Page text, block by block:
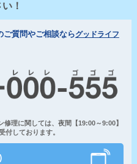
！
ご質問やご相談ならグッドライフ
理に関しては、夜間【19:00～9:00】
付しております。